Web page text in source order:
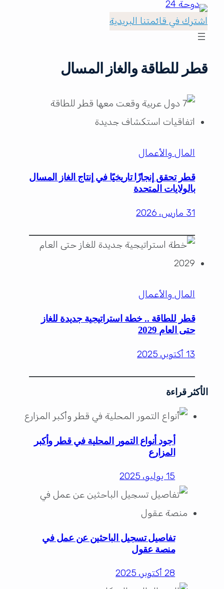
اشترك في قائمتنا البريدية
قطر للطاقة والغاز المسال
المال والأعمال
قطر تحقق إنجازًا تاريخيًا في إنتاج الغاز المسال
بالولايات المتحدة
31 مارس، 2026
المال والأعمال
قطر للطاقة .. خطة استراتيجية جديدة للغاز
حتى العام 2029
13 أكتوبر، 2025
الأكثر قراءة
أجود أنواع التمور المحلية في قطر وأكبر
المزارع
15 يوليو، 2025
تفاصيل تسجيل الباحثين عن عمل في
منصة عقول
28 أكتوبر، 2025